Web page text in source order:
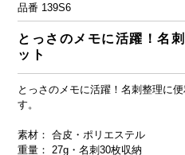
品番 139S6
とっさのメモに活躍！名
ット
とっさのメモに活躍！名刺整理に
す。
素材： 合皮・ポリエステル
重量： 27g・名刺30枚収納